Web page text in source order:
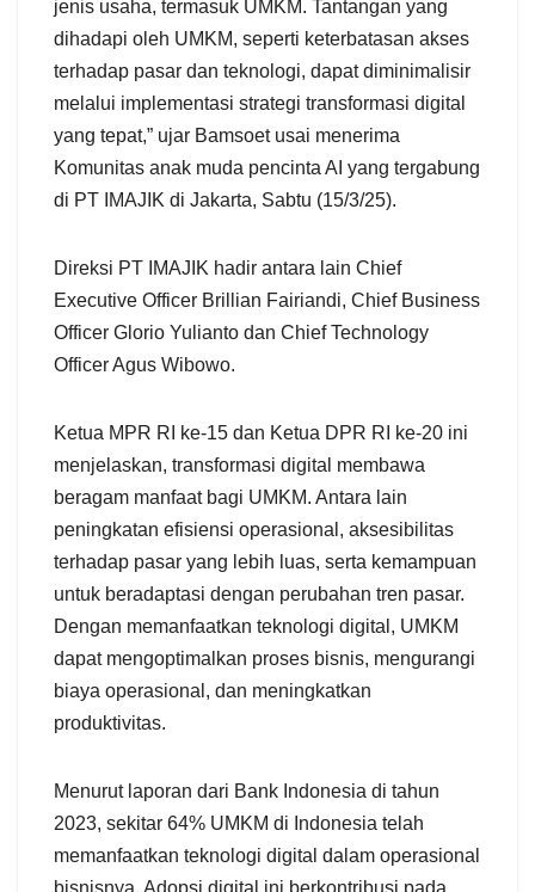
jenis usaha, termasuk UMKM. Tantangan yang
dihadapi oleh UMKM, seperti keterbatasan akses
terhadap pasar dan teknologi, dapat diminimalisir
melalui implementasi strategi transformasi digital
yang tepat,” ujar Bamsoet usai menerima
Komunitas anak muda pencinta AI yang tergabung
di PT IMAJIK di Jakarta, Sabtu (15/3/25).
Direksi PT IMAJIK hadir antara lain Chief
Executive Officer ⁠Brillian Fairiandi, Chief Business
Officer Glorio Yulianto dan Chief Technology
Officer Agus Wibowo.
Ketua MPR RI ke-15 dan Ketua DPR RI ke-20 ini
menjelaskan, transformasi digital membawa
beragam manfaat bagi UMKM. Antara lain
peningkatan efisiensi operasional, aksesibilitas
terhadap pasar yang lebih luas, serta kemampuan
untuk beradaptasi dengan perubahan tren pasar.
Dengan memanfaatkan teknologi digital, UMKM
dapat mengoptimalkan proses bisnis, mengurangi
biaya operasional, dan meningkatkan
produktivitas.
Menurut laporan dari Bank Indonesia di tahun
2023, sekitar 64% UMKM di Indonesia telah
memanfaatkan teknologi digital dalam operasional